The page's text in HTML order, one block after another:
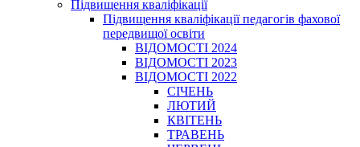
Підвищення кваліфікації
Підвищення кваліфікації педагогів фахової
передвищої освіти
ВІДОМОСТІ 2024
ВІДОМОСТІ 2023
ВІДОМОСТІ 2022
СІЧЕНЬ
ЛЮТИЙ
КВІТЕНЬ
ТРАВЕНЬ